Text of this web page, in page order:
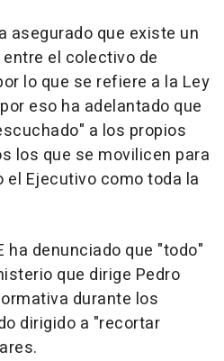
asegurado que existe un
el colectivo de
lo que se refiere a la Ley
eso ha adelantado que
a los propios
los que se movilicen para
Ejecutivo como toda la
ha denunciado que "todo"
que dirige Pedro
durante los
dirigido a "recortar